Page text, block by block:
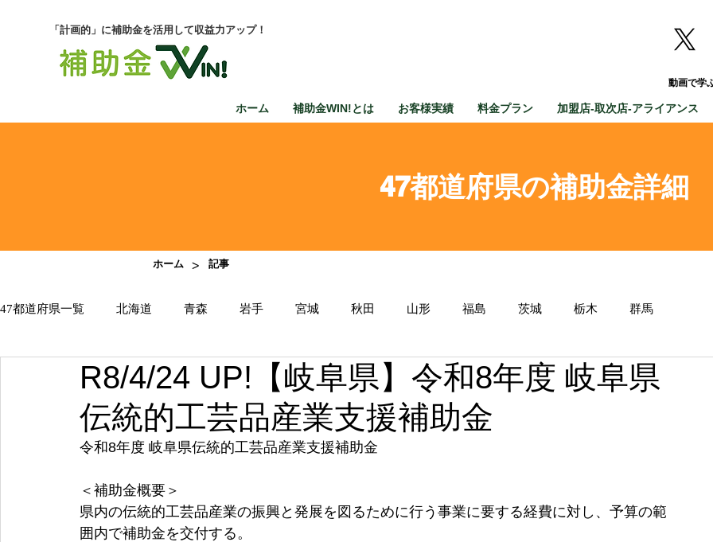
「計画的」に補助金を活用して収益力アップ！
動画で学
ホーム 補助金WIN!とは お客様実績 料金プラン 加盟店-取次店-アライアンス
47都道府県の補助金詳細
ホーム > 記事
47都道府県一覧 北海道 青森 岩手 宮城 秋田 山形 福島 茨城 栃木 群馬
千葉 東京 神奈川 新潟 富山 石川 福井 山梨 長野 岐阜
三重 滋賀 京都 大阪 兵庫 奈良 和歌山
R8/4/24 UP!【岐阜県】令和8年度 岐阜県
伝統的工芸品産業支援補助金
令和8年度 岐阜県伝統的工芸品産業支援補助金
＜補助金概要＞
県内の伝統的工芸品産業の振興と発展を図るために行う事業に要する経費に対し、予算の範
囲内で補助金を交付する。